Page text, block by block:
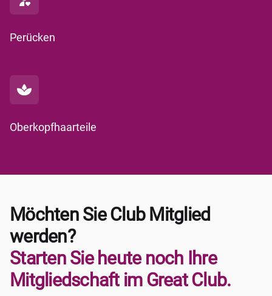
Perücken
Oberkopfhaarteile
Möchten Sie Club Mitglied
werden?
Starten Sie heute noch Ihre
Mitgliedschaft im Great Club.